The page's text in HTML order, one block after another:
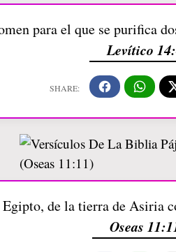
para el que se purifica
Levítico
de la tierra de Asiria
Oseas